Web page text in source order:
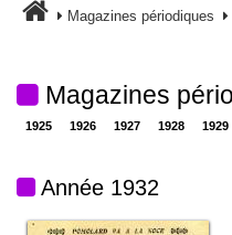
Magazines périodiques
Magazines
1925 1926 1927 1928 1929
Année 1932